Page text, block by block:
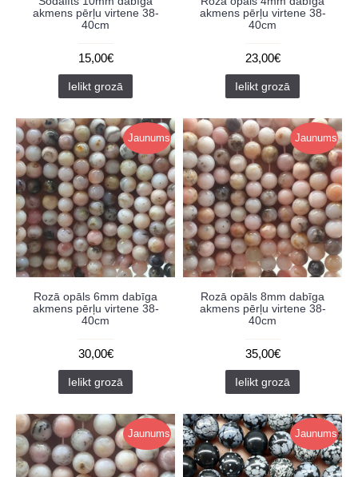
akmens pērļu virtene 38-
40cm
15,00€
Ielikt grozā
akmens pērļu virtene 38-
40cm
23,00€
Ielikt grozā
Jaunums
Rozā opāls 6mm dabīga
akmens pērļu virtene 38-
40cm
30,00€
Ielikt grozā
Jaunums
Rozā opāls 8mm dabīga
akmens pērļu virtene 38-
40cm
35,00€
Ielikt grozā
Jaunums Jaunums